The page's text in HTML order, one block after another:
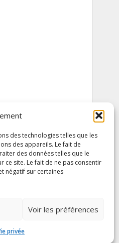
des technologies telles que les
des appareils. Le fait de
des données telles que le
ce site. Le fait de ne pas consentir
négatif sur certaines
Voir les préférences
privée